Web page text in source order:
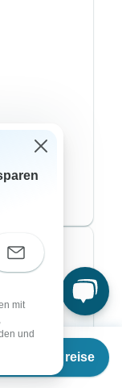
& Preise
mit
,
und